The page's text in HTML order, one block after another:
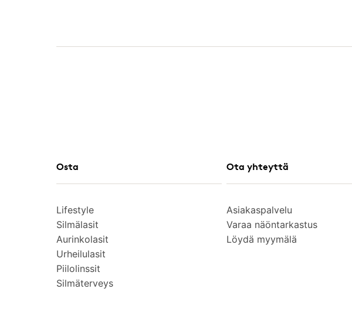
Osta
Lifestyle
Silmälasit
Aurinkolasit
Urheilulasit
Piilolinssit
Silmäterveys
Ota yhteyttä
Asiakaspalvelu
Varaa näöntarkastus
Löydä myymälä